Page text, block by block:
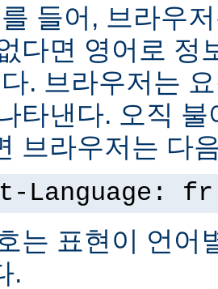
들어, 브라우
다면 영어로 정
. 브라우저는
타낸다. 오직
브라우저는 다
Language: fr
는 표현이 언어
.